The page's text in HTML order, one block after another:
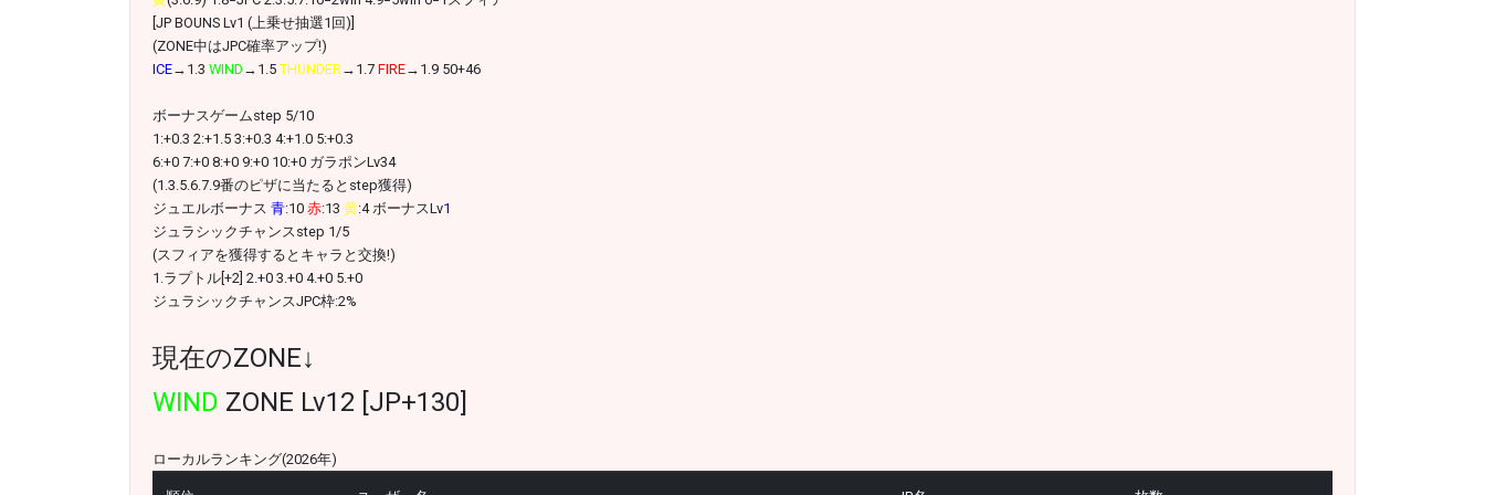
[JP BOUNS Lv1 (上乗せ抽選1回)]
(ZONE中はJPC確率アップ!)
ICE→1.3 WIND →1.5 THUNDER→1.7 FIRE→1.9 50+46
ボーナスゲームstep 5/10
1:+0.3 2:+1.5 3:+0.3 4:+1.0 5:+0.3
6:+0 7:+0 8:+0 9:+0 10:+0 ガラポンLv34
(1.3.5.6.7.9番のピザに当たるとstep獲得)
ジュエルボーナス 青:10 赤:13 黄:4 ボーナスLv1
ジュラシックチャンスstep 1/5
(スフィアを獲得するとキャラと交換!)
1.ラプトル[+2] 2.+0 3.+0 4.+0 5.+0
ジュラシックチャンスJPC枠:2%
現在のZONE↓
WIND ZONE Lv12 [JP+130]
ローカルランキング(2026年)